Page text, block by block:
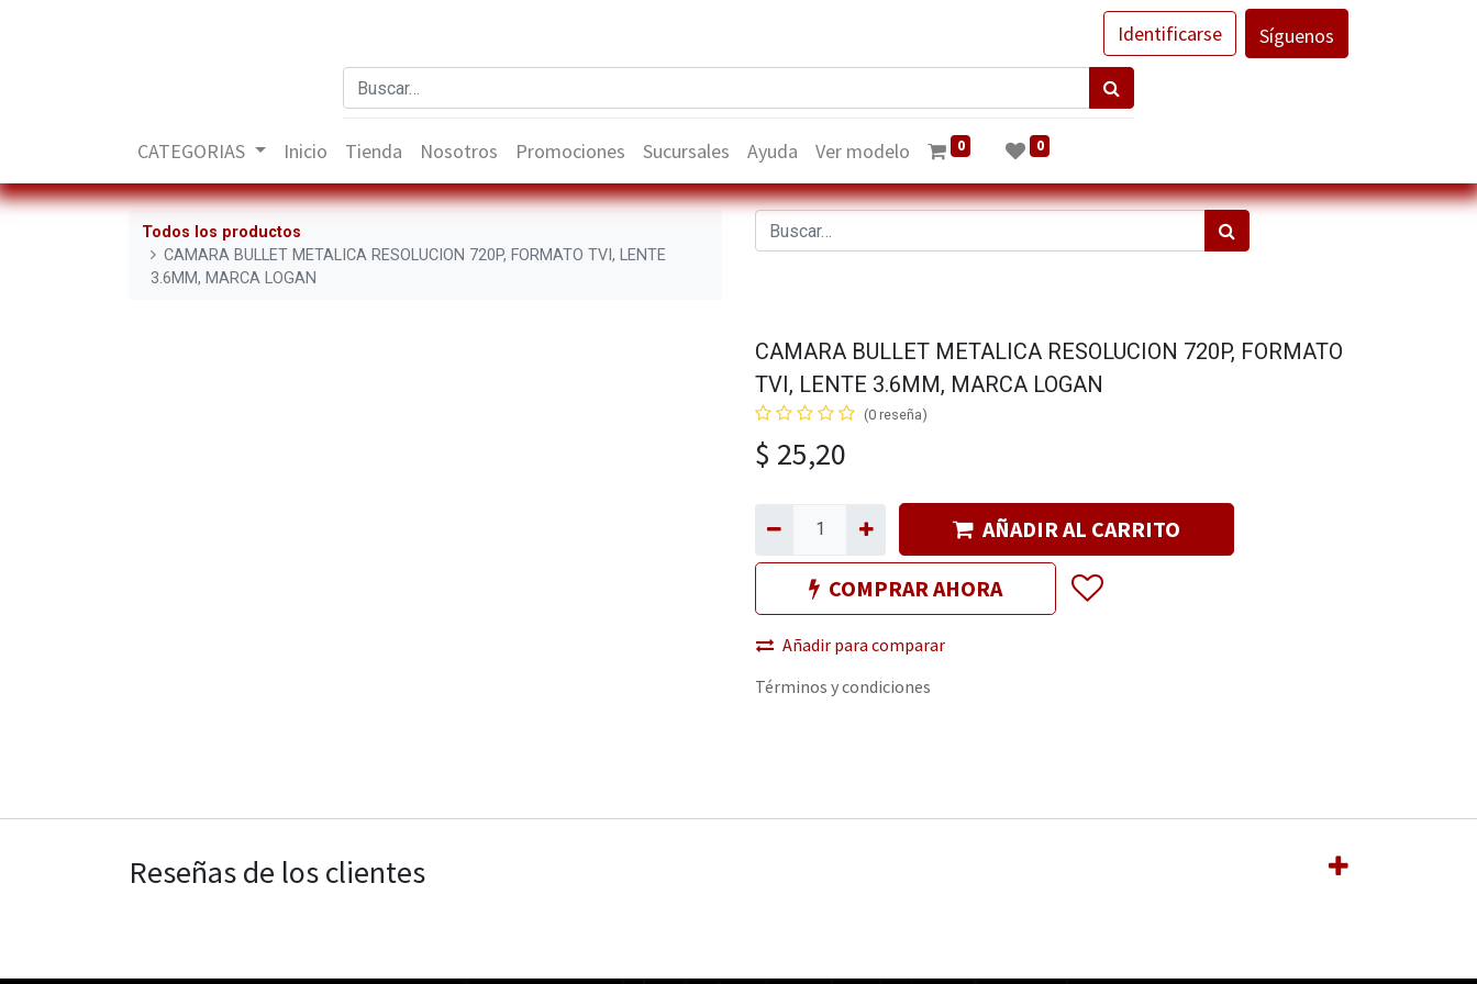
Identificarse Síguenos
CATEGORIAS Inicio Tienda Nosotros Promociones Sucursales Ayuda Ver modelo 0 0
Todos los productos
CAMARA BULLET METALICA RESOLUCION 720P, FORMATO TVI, LENTE
3.6MM, MARCA LOGAN
CAMARA BULLET METALICA RESOLUCION 720P, FORMATO
TVI, LENTE 3.6MM, MARCA LOGAN
(0 reseña)
$ 25,20
AÑADIR AL CARRITO
COMPRAR AHORA
Añadir para comparar
Términos y condiciones
Reseñas de los clientes